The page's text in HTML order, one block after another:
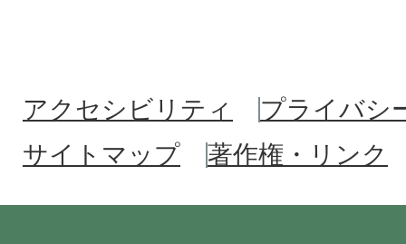
アクセシビリティ
プライバシ
サイトマップ
著作権・リンク